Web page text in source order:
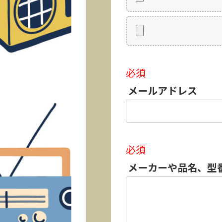
必須
メールアドレス
必須
メーカーや品名、型